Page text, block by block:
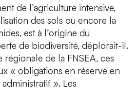
de l’agriculture intensive,
des sols ou encore la
est à l’origine du
de biodiversité, déplorait-il.
de la FNSEA, ces
« obligations en réserve en
». Les